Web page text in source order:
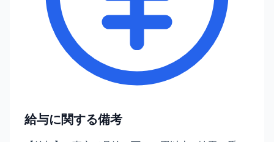
給与に関する備考